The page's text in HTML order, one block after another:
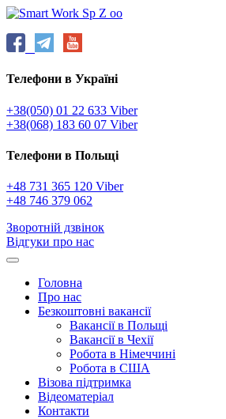
Телефони в Україні
+38(050) 01 22 633 Viber
+38(068) 183 60 07 Viber
Телефони в Польщі
+48 731 365 120 Viber
+48 746 379 062
Зворотній дзвінок
Відгуки про нас
Головна
Про нас
Безкоштовні вакансії
Вакансії в Польщі
Вакансії в Чехії
Робота в Німеччині
Робота в США
Візова підтримка
Відеоматеріал
Контакти